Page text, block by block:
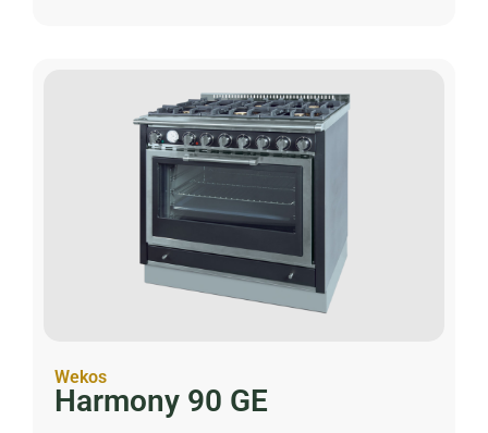
Wekos
Harmony 90 GE